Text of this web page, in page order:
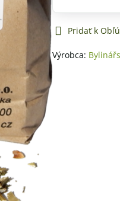
Pridať k
Výrobca: